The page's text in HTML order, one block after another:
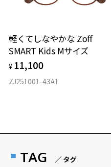
軽くてしなやかな Zoff
SMART Kids Mサイズ
¥ 11,100
ZJ251001-43A1
TAG ／ タグ